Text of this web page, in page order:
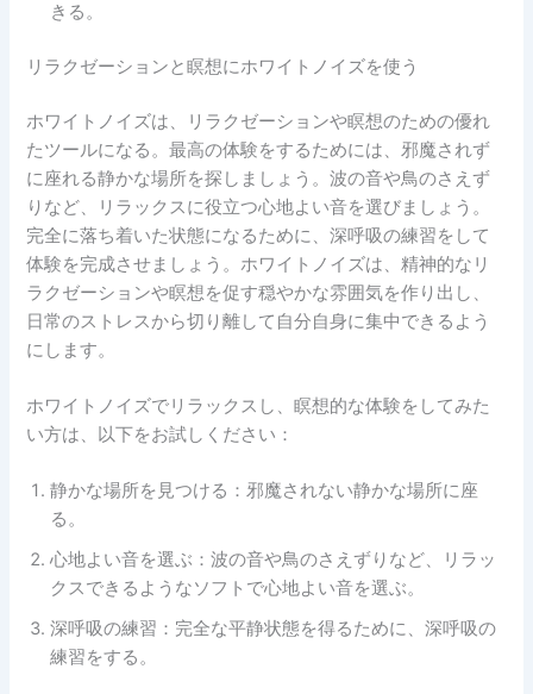
きる。
リラクゼーションと瞑想にホワイトノイズを使う
ホワイトノイズは、リラクゼーションや瞑想のための優れ
たツールになる。最高の体験をするためには、邪魔されず
に座れる静かな場所を探しましょう。波の音や鳥のさえず
りなど、リラックスに役立つ心地よい音を選びましょう。
完全に落ち着いた状態になるために、深呼吸の練習をして
体験を完成させましょう。ホワイトノイズは、精神的なリ
ラクゼーションや瞑想を促す穏やかな雰囲気を作り出し、
日常のストレスから切り離して自分自身に集中できるよう
にします。
ホワイトノイズでリラックスし、瞑想的な体験をしてみた
い方は、以下をお試しください：
静かな場所を見つける：邪魔されない静かな場所に座
る。
心地よい音を選ぶ：波の音や鳥のさえずりなど、リラッ
クスできるようなソフトで心地よい音を選ぶ。
深呼吸の練習：完全な平静状態を得るために、深呼吸の
練習をする。